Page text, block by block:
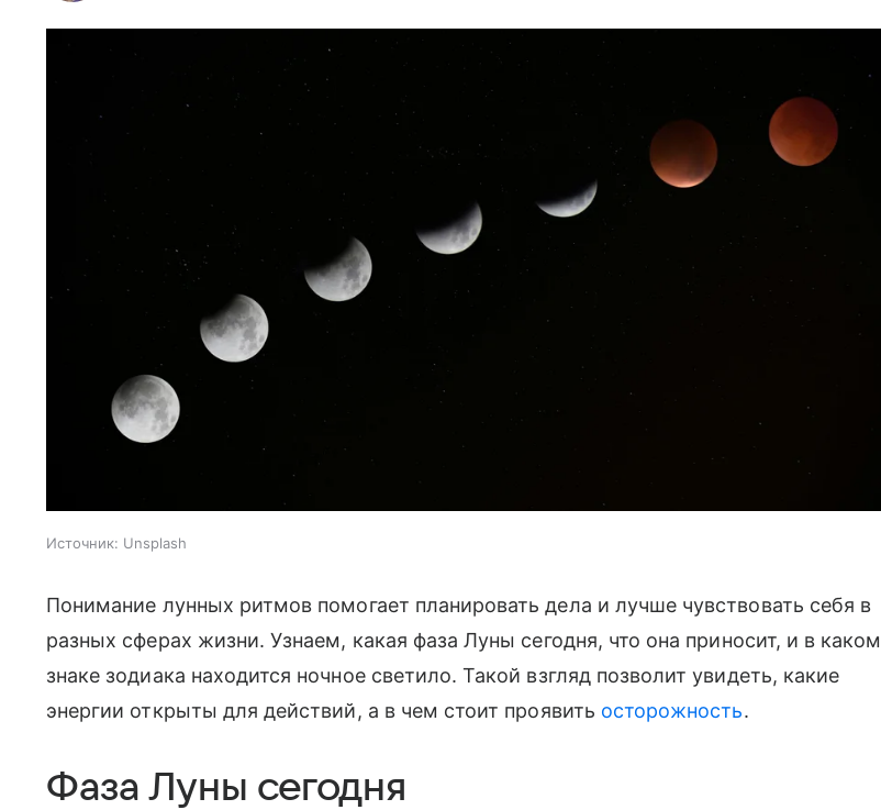
Источник: Unsplash
Понимание лунных ритмов помогает планировать дела и лучше чувствовать себя в
разных сферах жизни. Узнаем, какая фаза Луны сегодня, что она приносит, и в каком
знаке зодиака находится ночное светило. Такой взгляд позволит увидеть, какие
энергии открыты для действий, а в чем стоит проявить осторожность.
Фаза Луны сегодня